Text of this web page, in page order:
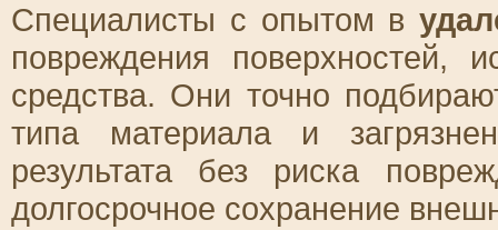
Специалисты с опытом в
повреждения поверхностей,
средства. Они точно
типа материала и
результата без риска
долгосрочное сохранение